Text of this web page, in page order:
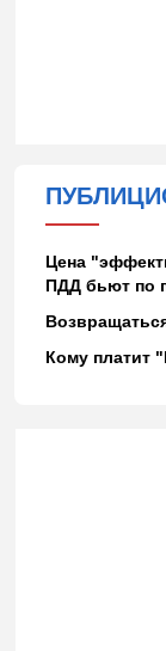
Цена
ПДД бьют по
Кому платит